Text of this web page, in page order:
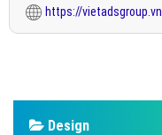
https://vietadsgroup.vn
Design